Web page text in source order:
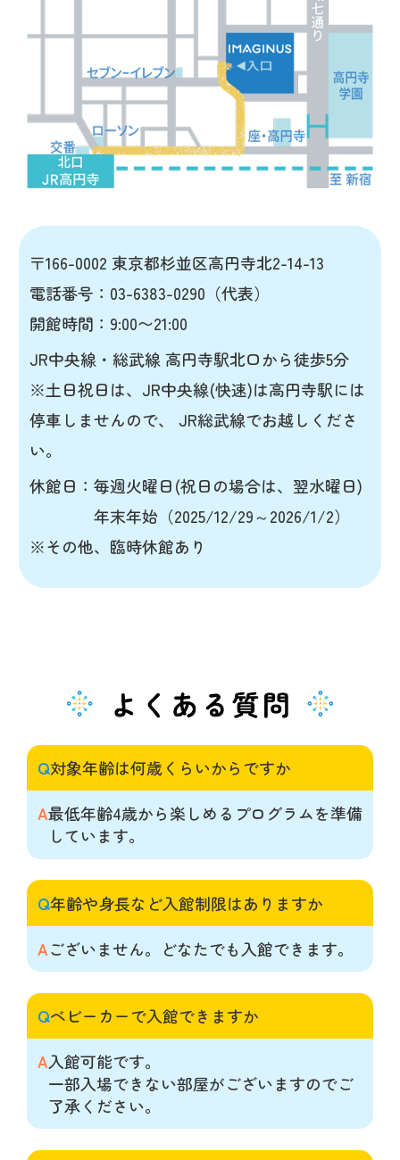
〒166-0002 東京都杉並区高円寺北2-14-13
電話番号：03-6383-0290（代表）
開館時間：9:00〜21:00
JR中央線・総武線 高円寺駅北口から徒歩5分
※土日祝日は、JR中央線(快速)は高円寺駅には
停車しませんので、 JR総武線でお越しくださ
い。
休館日：毎週火曜日(祝日の場合は、翌水曜日)
年末年始（2025/12/29～2026/1/2）
※その他、臨時休館あり
Q対象年齢は何歳くらいからですか
A最低年齢4歳から楽しめるプログラムを準備
しています。
Q年齢や身長など入館制限はありますか
Aございません。どなたでも入館できます。
Qベビーカーで入館できますか
A入館可能です。
一部入場できない部屋がございますのでご
了承ください。